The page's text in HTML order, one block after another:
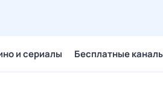
и сериалы Бесплатные